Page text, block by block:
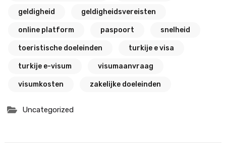
geldigheid geldigheidsvereisten
online platform paspoort snelheid
toeristische doeleinden turkije e visa
turkije e-visum visumaanvraag
visumkosten zakelijke doeleinden
Uncategorized